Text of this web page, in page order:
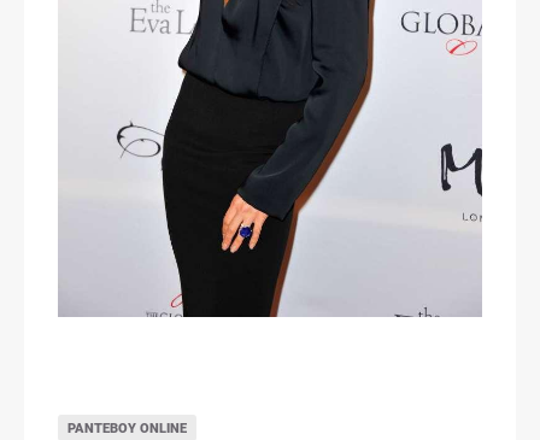
ΡΑΝΤΕΒΟΎ ONLINE